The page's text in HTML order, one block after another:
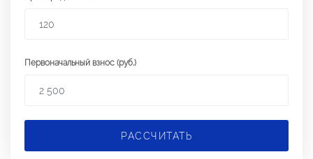
Первоначальный взнос (руб.)
РАССЧИТАТЬ